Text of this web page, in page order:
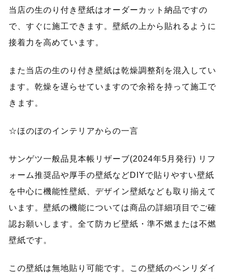
当店の生のり付き壁紙はオーダーカット納品ですの
で、すぐに施工できます。壁紙の上から貼れるように
接着力を高めています。
また当店の生のり付き壁紙は乾燥調整剤を混入してい
ます。乾燥を遅らせていますので余裕を持って施工で
きます。
☆ほのぼのインテリアからの一言
サンゲツ一般品見本帳リザーブ(2024年5月発行) リフ
ォーム推奨品や厚手の壁紙などDIYで貼りやすい壁紙
を中心に機能性壁紙、デザイン壁紙なども取り揃えて
います。壁紙の機能については商品の詳細項目でご確
認お願いします。全て防カビ壁紙・準不燃または不燃
壁紙です。
この壁紙は無地貼り可能です。この壁紙のベンリダイ